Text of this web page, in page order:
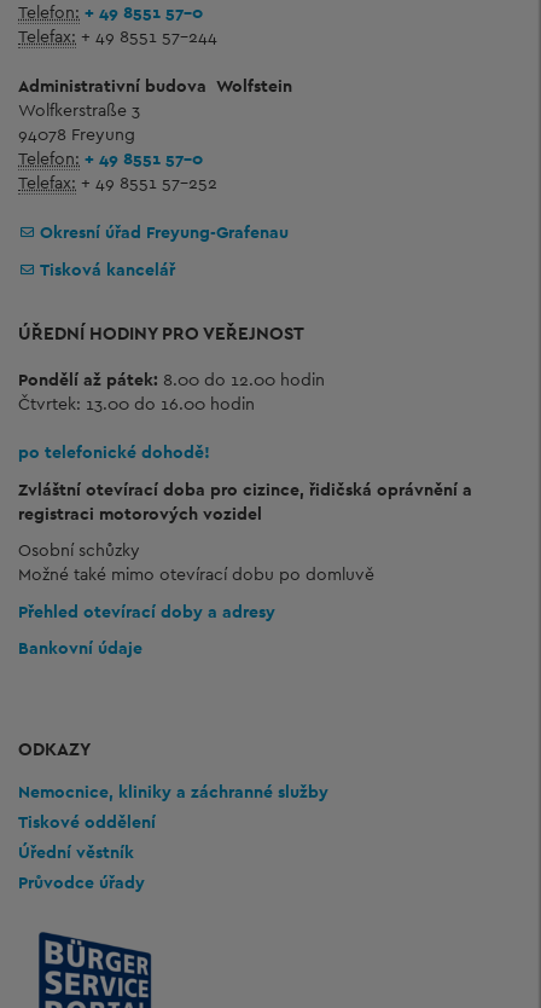
Telefon: + 49 8551 57-0
Telefax: + 49 8551 57-244
Administrativní budova Wolfstein
Wolfkerstraße 3
94078 Freyung
Telefon: + 49 8551 57-0
Telefax: + 49 8551 57-252
Okresní úřad Freyung-Grafenau
Tisková kancelář
ÚŘEDNÍ HODINY PRO VEŘEJNOST
Pondělí až pátek: 8.00 do 12.00 hodin
Čtvrtek: 13.00 do 16.00 hodin
po telefonické dohodě!
Zvláštní otevírací doba pro cizince, řidičská oprávnění a
registraci motorových vozidel
Osobní schůzky
Možné také mimo otevírací dobu po domluvě
Přehled otevírací doby a adresy
Bankovní údaje
ODKAZY
Nemocnice, kliniky a záchranné služby
Tiskové oddělení
Úřední věstník
Průvodce úřady